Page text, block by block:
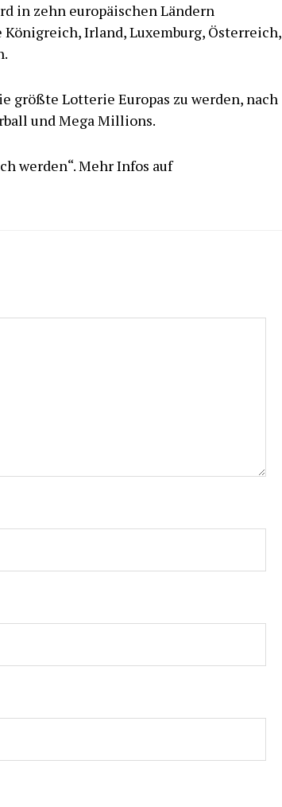
in zehn europäischen Ländern
Irland, Luxemburg, Österreich,
größte Lotterie Europas zu werden, nach
und Mega Millions.
werden“. Mehr Infos auf